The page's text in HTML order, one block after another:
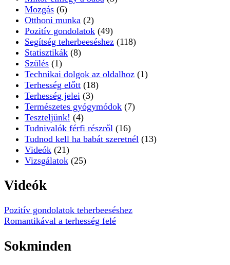
Mozgás (6)
Otthoni munka (2)
Pozitív gondolatok (49)
Segítség teherbeeséshez (118)
Statisztikák (8)
Szülés (1)
Technikai dolgok az oldalhoz (1)
Terhesség előtt (18)
Terhesség jelei (3)
Természetes gyógymódok (7)
Teszteljünk! (4)
Tudnivalók férfi részről (16)
Tudnod kell ha babát szeretnél (13)
Videók (21)
Vizsgálatok (25)
Videók
Pozitív gondolatok teherbeeséshez
Romantikával a terhesség felé
Sokminden